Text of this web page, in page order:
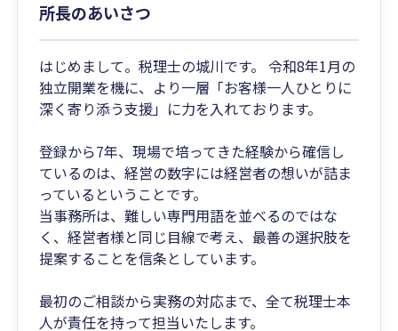
所長のあいさつ
はじめまして。税理士の城川です。 令和8年1月の
独立開業を機に、より一層「お客様一人ひとりに
深く寄り添う支援」に力を入れております。
登録から7年、現場で培ってきた経験から確信し
ているのは、経営の数字には経営者の想いが詰ま
っているということです。
当事務所は、難しい専門用語を並べるのではな
く、経営者様と同じ目線で考え、最善の選択肢を
提案することを信条としています。
最初のご相談から実務の対応まで、全て税理士本
人が責任を持って担当いたします。